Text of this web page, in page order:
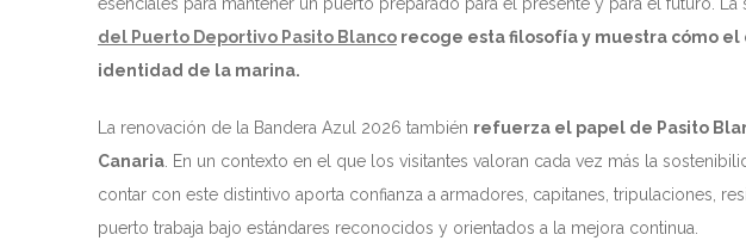
del Puerto Deportivo Pasito Blanco recoge esta filosofía y muestra cómo
identidad de la marina.
La renovación de la Bandera Azul 2026 también refuerza el papel de Pasito
Canaria . En un contexto en el que los visitantes valoran cada vez más la
contar con este distintivo aporta confianza a armadores, capitanes, tripulaciones,
puerto trabaja bajo estándares reconocidos y orientados a la mejora continua.